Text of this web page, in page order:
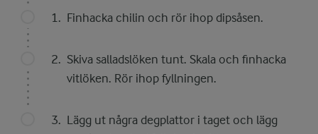
Finhacka chilin och rör ihop dipsåsen.
Skiva salladslöken tunt. Skala och finhacka
vitlöken. Rör ihop fyllningen.
Lägg ut några degplattor i taget och lägg